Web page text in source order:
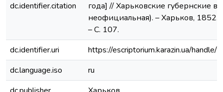
dc.identifier.citation
года] // Харьковские губернские
неофициальная). – Харьков, 1852.
– С. 107.
dc.identifier.uri
https://escriptorium.karazin.ua/
dc.language.iso
ru